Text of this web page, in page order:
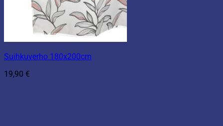
Suihkuverho 180x200cm
19,90 €